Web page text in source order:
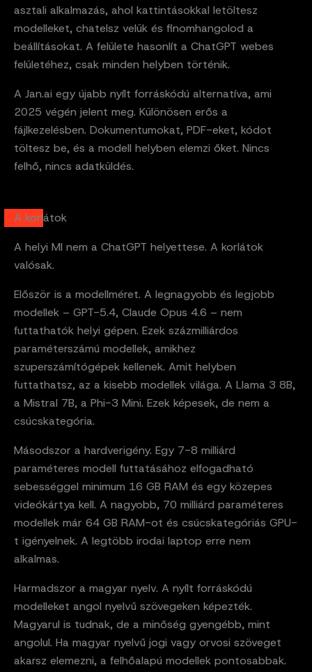
asztali alkalmazás, ahol kattintásokkal letöltesz
modelleket, chatelsz velük és finomhangolod a
beállításokat. A felülete hasonlít a ChatGPT webes
felületéhez, csak minden helyben történik.
A Jan.ai egy újabb nyílt forráskódú alternatíva, ami
2025 végén jelent meg. Különösen erős a
fájlkezelésben. Dokumentumokat, PDF-eket, kódot
töltesz be, és a modell helyben elemzi őket. Nincs
felhő, nincs adatküldés.
A korlátok
A helyi MI nem a ChatGPT helyettese. A korlátok
valósak.
Először is a modellméret. A legnagyobb és legjobb
modellek – GPT-5.4, Claude Opus 4.6 – nem
futtathatók helyi gépen. Ezek százmilliárdos
paraméterszámú modellek, amikhez
szuperszámítógépek kellenek. Amit helyben
futtathatsz, az a kisebb modellek világa. A Llama 3 8B,
a Mistral 7B, a Phi-3 Mini. Ezek képesek, de nem a
csúcskategória.
Másodszor a hardverigény. Egy 7-8 milliárd
paraméteres modell futtatásához elfogadható
sebességgel minimum 16 GB RAM és egy közepes
videókártya kell. A nagyobb, 70 milliárd paraméteres
modellek már 64 GB RAM-ot és csúcskategóriás GPU-
t igényelnek. A legtöbb irodai laptop erre nem
alkalmas.
Harmadszor a magyar nyelv. A nyílt forráskódú
modelleket angol nyelvű szövegeken képezték.
Magyarul is tudnak, de a minőség gyengébb, mint
angolul. Ha magyar nyelvű jogi vagy orvosi szöveget
akarsz elemezni, a felhőalapú modellek pontosabbak.